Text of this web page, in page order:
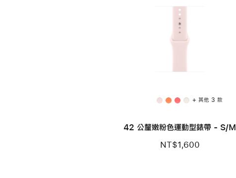
+ 其他 3 款
42 公釐嫩粉色運動型錶帶 - S/M
NT$1,600